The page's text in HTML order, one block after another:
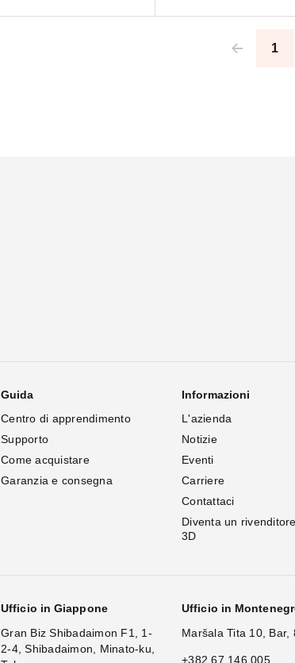
1
Guida
Centro di apprendimento
Supporto
Come acquistare
Garanzia e consegna
Informazioni
L'azienda
Notizie
Eventi
Carriere
Contattaci
Diventa un
3D
Ufficio in Giappone
Gran Biz Shibadaimon F1, 1-
2-4, Shibadaimon, Minato-ku,
Ufficio in
Maršala Tita 10, Bar,
+382 67 146 005